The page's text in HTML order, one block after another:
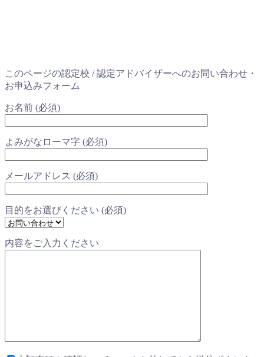
このページの認定校 / 認定アドバイザーへのお問い合わせ・
お申込みフォーム
お名前 (必須)
よみがなローマ字 (必須)
メールアドレス (必須)
目的をお選びください (必須)
内容をご入力ください